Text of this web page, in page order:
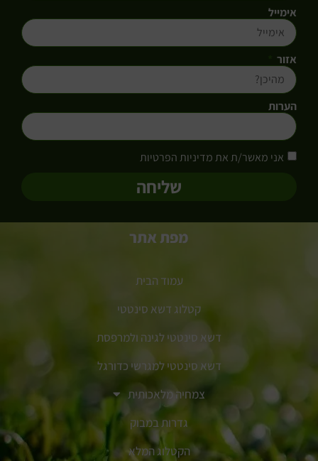
אימייל
אזור
הערות
אני מאשר/ת את מדיניות הפרטיות
שליחה
מפת אתר
עמוד הבית
קטלוג דשא סינטטי
דשא סינטטי לגינה ולמרפסת
דשא סינטטי למגרשי כדורגל
צמחיה מלאכותית
גדרות במבוק
הקטלוג המלא